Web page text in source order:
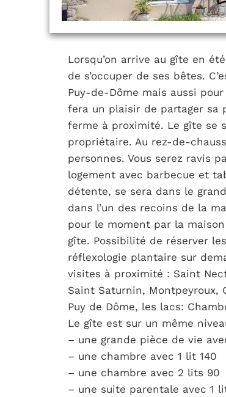
Lorsqu’on arrive au gîte en
de s’occuper de ses bêtes.
Puy-de-Dôme mais aussi
fera un plaisir de partager sa
ferme à proximité. Le gîte se
propriétaire. Au rez-de-
personnes. Vous serez ravis
logement avec barbecue et
détente, se sera dans le
dans l’un des recoins de la
pour le moment par la
gîte. Possibilité de réserver
réflexologie plantaire sur
visites à proximité : Saint
Saint Saturnin, Montpeyroux,
Puy de Dôme, les lacs:
Le gîte est sur un même
– une grande pièce de vie
– une chambre avec 1 lit 140
– une chambre avec 2 lits 90
– une suite parentale avec 1